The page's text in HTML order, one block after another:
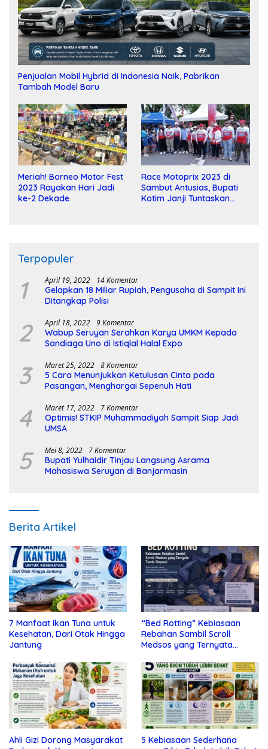
Penjualan Mobil Hybrid di Indonesia Naik, Pabrikan
Tambah Model Baru
Meriah! Borneo Motor Fest
2023 Rayakan Hari Jadi
ke-2 Dekade
Race Motoprix 2023 di
Sambut Antusias, Bupati
Kotim Janji Tuntaskan
Terpopuler
1 April 19, 2022 14 Komentar
Gelapkan 18 Miliar Rupiah, Pengusaha di Sampit Ini
Ditangkap Polisi
2 April 18, 2022 9 Komentar
Wabup Seruyan Serahkan Karya UMKM Kepada
Sandiaga Uno di Istiqlal Halal Expo
3 Maret 25, 2022 8 Komentar
5 Cara Menunjukkan Ketulusan Cinta pada
Pasangan, Menghargai Sepenuh Hati
4 Maret 17, 2022 7 Komentar
Optimis! STKIP Muhammadiyah Sampit Siap Jadi
UMSA
5 Mei 8, 2022 7 Komentar
Bupati Yulhaidir Tinjau Langsung Asrama
Mahasiswa Seruyan di Banjarmasin
Berita Artikel
7 Manfaat Ikan Tuna untuk
Kesehatan, Dari Otak Hingga
Jantung
“Bed Rotting” Kebiasaan
Rebahan Sambil Scroll
Medsos yang Ternyata
Ahli Gizi Dorong Masyarakat
5 Kebiasaan Sederhana